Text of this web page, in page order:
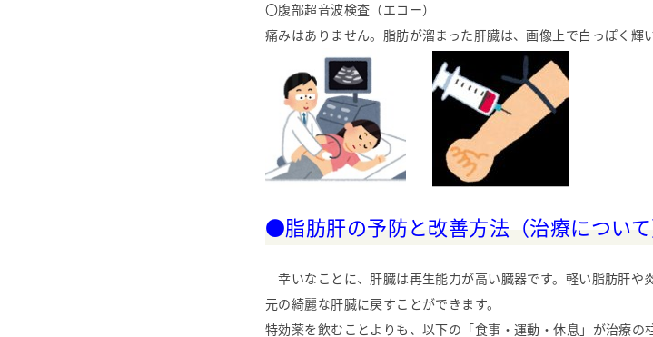
〇腹部超音波検査（エコー）
痛みはありません。脂肪が溜まった肝臓は、画像上で白っぽく輝
●脂肪肝の予防と改善方法（治療について
幸いなことに、肝臓は再生能力が高い臓器です。軽い脂肪肝や
元の綺麗な肝臓に戻すことができます。
特効薬を飲むことよりも、以下の「食事・運動・休息」が治療の